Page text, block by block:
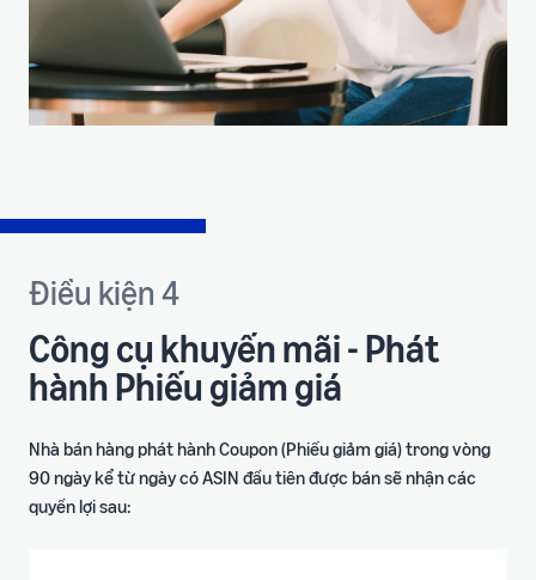
Điều kiện 4
Công cụ khuyến mãi - Phát
hành Phiếu giảm giá
Nhà bán hàng phát hành Coupon (Phiếu giảm giá) trong vòng
90 ngày kể từ ngày có ASIN đầu tiên được bán sẽ nhận các
quyền lợi sau: